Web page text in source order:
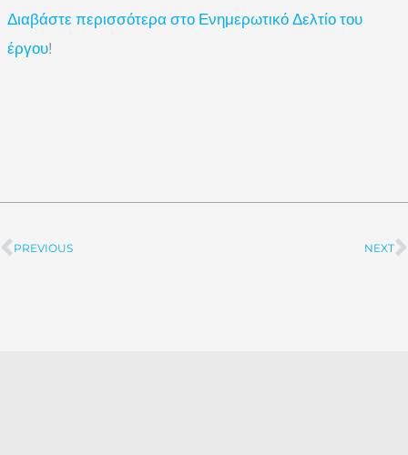
Διαβάστε περισσότερα στο Ενημερωτικό Δελτίο του
έργου!
Prev
PREVIOUS NEXT